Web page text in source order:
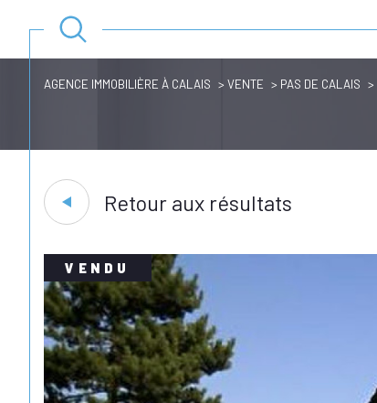
AGENCE IMMOBILIÈRE À CALAIS VENTE PAS DE CALAIS
Retour aux résultats
VENDU